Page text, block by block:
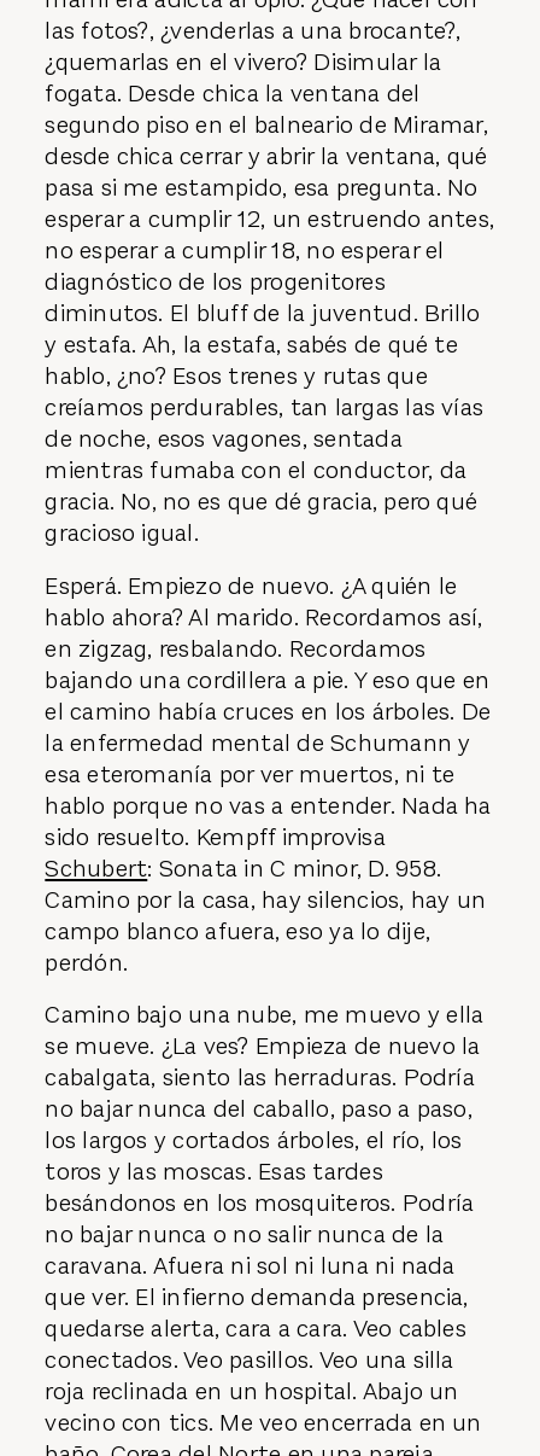
las fotos?, ¿venderlas a una brocante?,
¿quemarlas en el vivero? Disimular la
fogata. Desde chica la ventana del
segundo piso en el balneario de Miramar,
desde chica cerrar y abrir la ventana, qué
pasa si me estampido, esa pregunta. No
esperar a cumplir 12, un estruendo antes,
no esperar a cumplir 18, no esperar el
diagnóstico de los progenitores
diminutos. El bluff de la juventud. Brillo
y estafa. Ah, la estafa, sabés de qué te
hablo, ¿no? Esos trenes y rutas que
creíamos perdurables, tan largas las vías
de noche, esos vagones, sentada
mientras fumaba con el conductor, da
gracia. No, no es que dé gracia, pero qué
gracioso igual.
Esperá. Empiezo de nuevo. ¿A quién le
hablo ahora? Al marido. Recordamos así,
en zigzag, resbalando. Recordamos
bajando una cordillera a pie. Y eso que en
el camino había cruces en los árboles. De
la enfermedad mental de Schumann y
esa eteromanía por ver muertos, ni te
hablo porque no vas a entender. Nada ha
sido resuelto. Kempff improvisa
Schubert: Sonata in C minor, D. 958.
Camino por la casa, hay silencios, hay un
campo blanco afuera, eso ya lo dije,
perdón.
Camino bajo una nube, me muevo y ella
se mueve. ¿La ves? Empieza de nuevo la
cabalgata, siento las herraduras. Podría
no bajar nunca del caballo, paso a paso,
los largos y cortados ár­boles, el río, los
toros y las moscas. Esas tardes
besándonos en los mosquiteros. Podría
no bajar nunca o no salir nunca de la
caravana. Afuera ni sol ni luna ni nada
que ver. El infierno demanda presencia,
quedarse alerta, cara a cara. Veo cables
conectados. Veo pasillos. Veo una silla
roja reclinada en un hospital. Abajo un
vecino con tics. Me veo encerrada en un